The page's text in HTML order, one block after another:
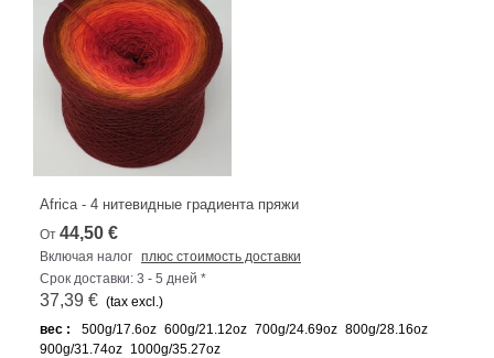
Africa - 4 нитевидные градиента пряжи
От 44,50 €
Включая налог плюс стоимость доставки
Срок доставки: 3 - 5 дней *
37,39 € (tax excl.)
вес :
500g/17.6oz 600g/21.12oz 700g/24.69oz 800g/28.16oz
900g/31.74oz 1000g/35.27oz